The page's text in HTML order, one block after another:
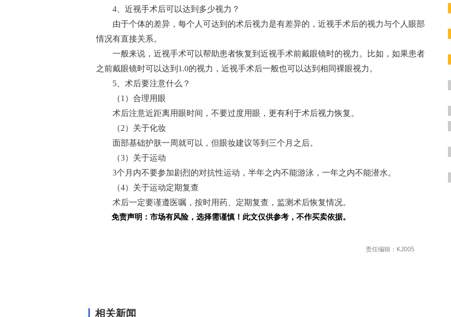
4、近视手术后可以达到多少视力？
由于个体的差异，每个人可达到的术后视力是有差异的，近视手术后的视力与个人眼部
情况有直接关系。
一般来说，近视手术可以帮助患者恢复到近视手术前戴眼镜时的视力。比如，如果患者
之前戴眼镜时可以达到1.0的视力，近视手术后一般也可以达到相同裸眼视力。
5、术后要注意什么？
（1）合理用眼
术后注意近距离用眼时间，不要过度用眼，更有利于术后视力恢复。
（2）关于化妆
面部基础护肤一周就可以，但眼妆建议等到三个月之后。
（3）关于运动
3个月内不要参加剧烈的对抗性运动，半年之内不能游泳，一年之内不能潜水。
（4）关于运动定期复查
术后一定要谨遵医嘱，按时用药、定期复查，监测术后恢复情况。
免责声明：市场有风险，选择需谨慎！此文仅供参考，不作买卖依据。
责任编辑：KJ005
相关新闻